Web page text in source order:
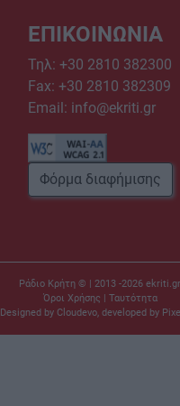
ΕΠΙΚΟΙΝΩΝΙΑ
Τηλ: +30 2810 382300
Fax: +30 2810 382309
Email: info@ekriti.gr
Φόρμα διαφήμισης
Ράδιο Κρήτη © | 2013 -2026 ekriti.gr
Όροι Χρήσης | Ταυτότητα
Designed by Cloudevo, developed by